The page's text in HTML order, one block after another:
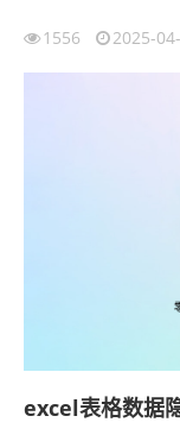
1556 2025-
excel表格数据